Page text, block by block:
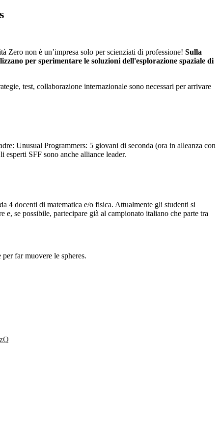
Zero non è un’impresa solo per scienziati di professione! Sulla
per sperimentare le soluzioni dell'esplorazione spaziale di
test, collaborazione internazionale sono necessari per arrivare
Unusual Programmers: 5 giovani di seconda (ora in alleanza con
SFF sono anche alliance leader.
4 docenti di matematica e/o fisica. Attualmente gli studenti si
se possibile, partecipare già al campionato italiano che parte tra
far muovere le spheres.